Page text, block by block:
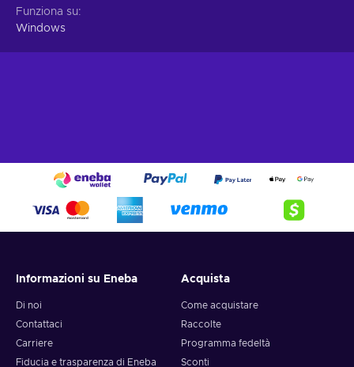
Funziona su
Windows
Informazioni su Eneba
Di noi
Contattaci
Carriere
Fiducia e trasparenza di Eneba
Acquista
Come acquistare
Raccolte
Programma fedeltà
Sconti